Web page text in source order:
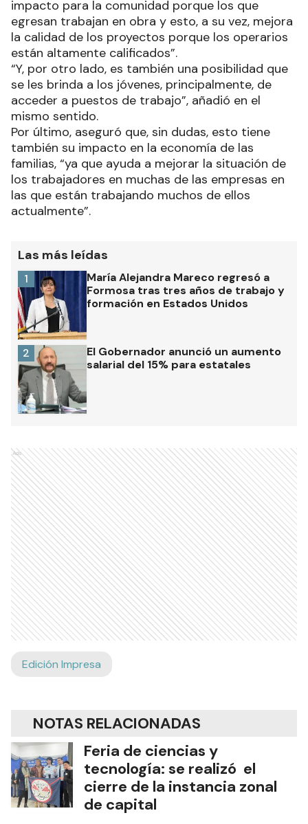
impacto para la comunidad porque los que
egresan trabajan en obra y esto, a su vez, mejora
la calidad de los proyectos porque los operarios
están altamente calificados”.
“Y, por otro lado, es también una posibilidad que
se les brinda a los jóvenes, principalmente, de
acceder a puestos de trabajo”, añadió en el
mismo sentido.
Por último, aseguró que, sin dudas, esto tiene
también su impacto en la economía de las
familias, “ya que ayuda a mejorar la situación de
los trabajadores en muchas de las empresas en
las que están trabajando muchos de ellos
actualmente”.
Las más leídas
María Alejandra Mareco regresó a
Formosa tras tres años de trabajo y
formación en Estados Unidos
1
El Gobernador anunció un aumento
salarial del 15% para estatales
2
Ads
Edición Impresa
NOTAS RELACIONADAS
Feria de ciencias y
tecnología: se realizó el
cierre de la instancia zonal
de capital